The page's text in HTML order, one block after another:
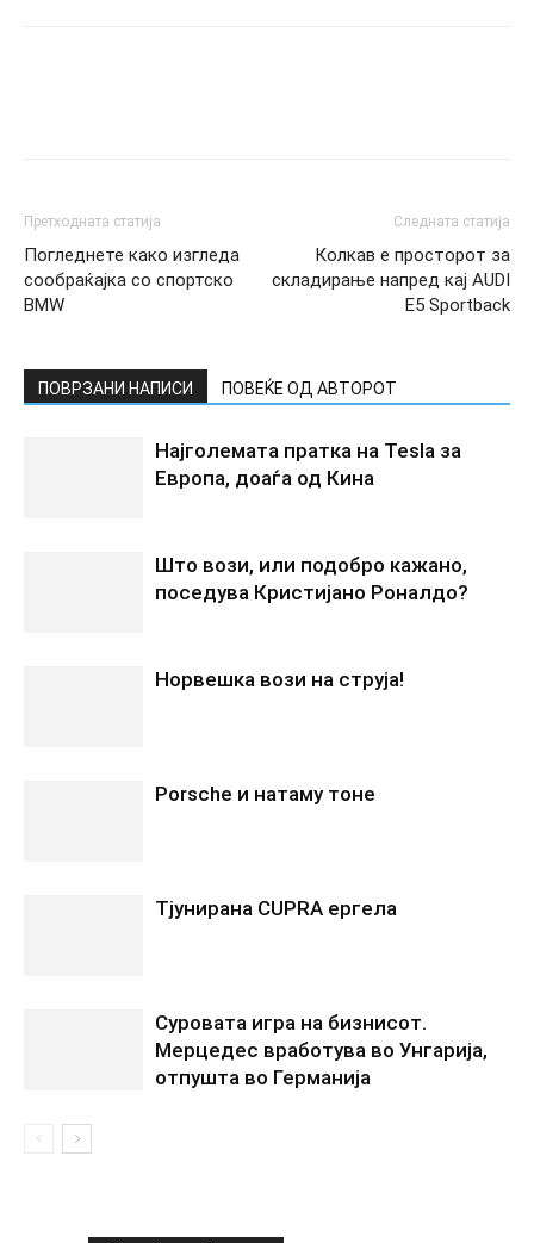
Претходната статија
Погледнете како изгледа
сообраќајка со спортско
BMW
Следната статија
Колкав е просторот за
складирање напред кај AUDI
E5 Sportback
ПОВРЗАНИ НАПИСИ ПОВЕЌЕ ОД АВТОРОТ
Најголемата пратка на Tesla за
Европа, доаѓа од Кина
Што вози, или подобро кажано,
поседува Кристијано Роналдо?
Норвешка вози на струја!
Porsche и натаму тоне
Tјунирана CUPRA ергела
Суровата игра на бизнисот.
Мерцедес вработува во Унгарија,
отпушта во Германија